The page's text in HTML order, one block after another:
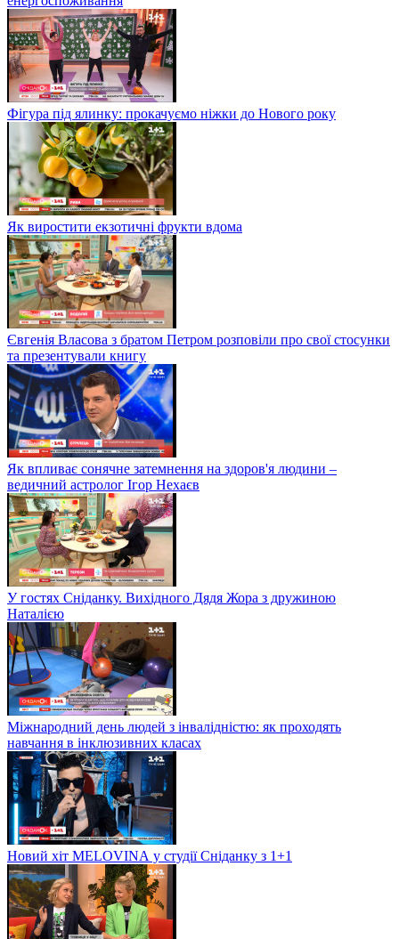
Фігура під ялинку: прокачуємо ніжки до Нового року
Як виростити екзотичні фрукти вдома
Євгенія Власова з братом Петром розповіли про свої стосунки
та презентували книгу
Як впливає сонячне затемнення на здоров'я людини –
ведичний астролог Ігор Нехаєв
У гостях Сніданку. Вихідного Дядя Жора з дружиною
Наталією
Міжнародний день людей з інвалідністю: як проходять
навчання в інклюзивних класах
Новий хіт MELOVINА у студії Сніданку з 1+1